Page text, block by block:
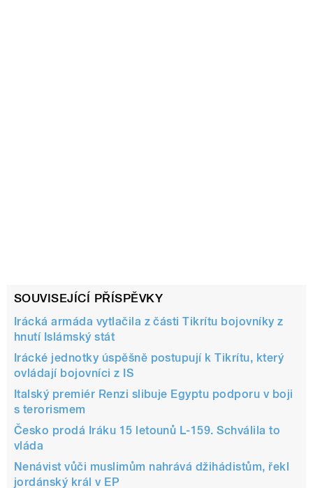
SOUVISEJÍCÍ PŘÍSPĚVKY
Irácká armáda vytlačila z části Tikrítu bojovníky z
hnutí Islámský stát
Irácké jednotky úspěšně postupují k Tikrítu, který
ovládají bojovníci z IS
Italský premiér Renzi slibuje Egyptu podporu v boji
s terorismem
Česko prodá Iráku 15 letounů L-159. Schválila to
vláda
Nenávist vůči muslimům nahrává džihádistům, řekl
jordánský král v EP